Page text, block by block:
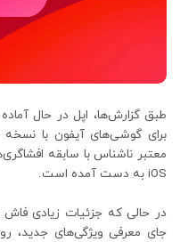
طبق گزارش‌ها، اپل در حال
معتبر ناشناس با سابقه
iOS به دست آمده است.
در حالی که جزئیات زیادی فاش
جای معرفی ویژگی‌های جدید،